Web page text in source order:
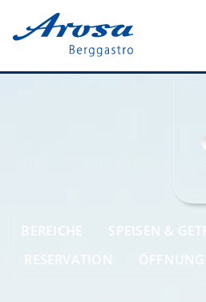
BEREICHE SPEISEN &
RESERVATION